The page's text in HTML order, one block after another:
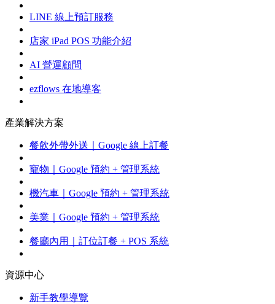
LINE 線上預訂服務
店家 iPad POS 功能介紹
AI 營運顧問
ezflows 在地導客
產業解決方案
餐飲外帶外送｜Google 線上訂餐
寵物｜Google 預約 + 管理系統
機汽車｜Google 預約 + 管理系統
美業｜Google 預約 + 管理系統
餐廳內用｜訂位訂餐 + POS 系統
資源中心
新手教學導覽